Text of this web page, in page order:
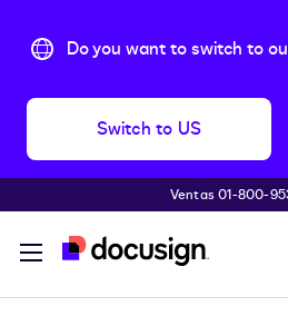
Do you want to switch to
Switch to US
Accede al contenido principal
Ventas 01-800-